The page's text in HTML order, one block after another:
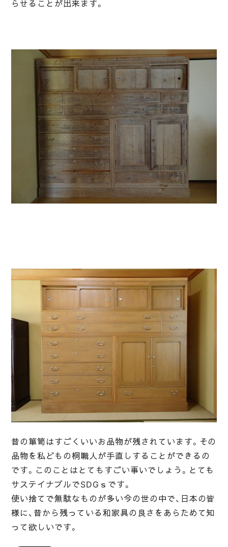
らせることが出来ます。
昔の箪笥はすごくいいお品物が残されています。その
品物を私どもの桐職人が手直しすることができるの
です。このことはとてもすごい事いでしょう。とても
サステイナブルでSDGｓです。
使い捨てで無駄なものが多い今の世の中で、日本の皆
様に、昔から残っている和家具の良さをあらためて知
って欲しいです。